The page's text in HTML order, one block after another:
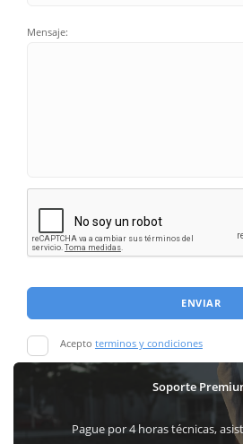
Mensaje:
ENVIAR
Acepto terminos y condiciones
Soporte
Pague por 4 horas técnicas,